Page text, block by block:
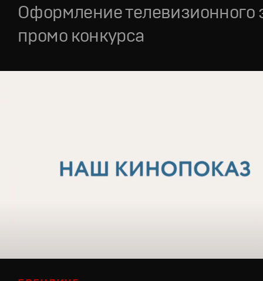
Оформление телевизионного
промо конкурса